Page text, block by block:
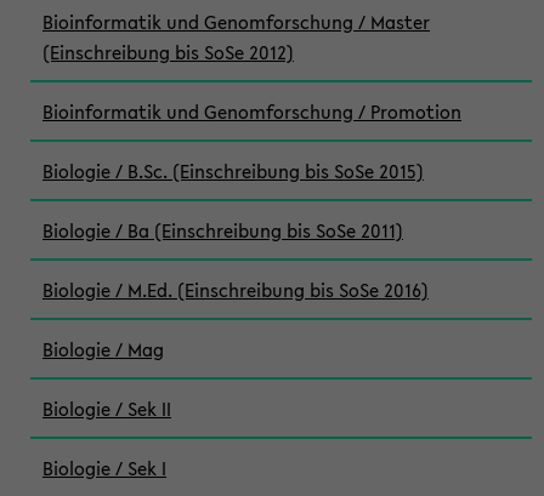
Bioinformatik und Genomforschung / Master
(Einschreibung bis SoSe 2012)
Bioinformatik und Genomforschung / Promotion
Biologie / B.Sc. (Einschreibung bis SoSe 2015)
Biologie / Ba (Einschreibung bis SoSe 2011)
Biologie / M.Ed. (Einschreibung bis SoSe 2016)
Biologie / Mag
Biologie / Sek II
Biologie / Sek I